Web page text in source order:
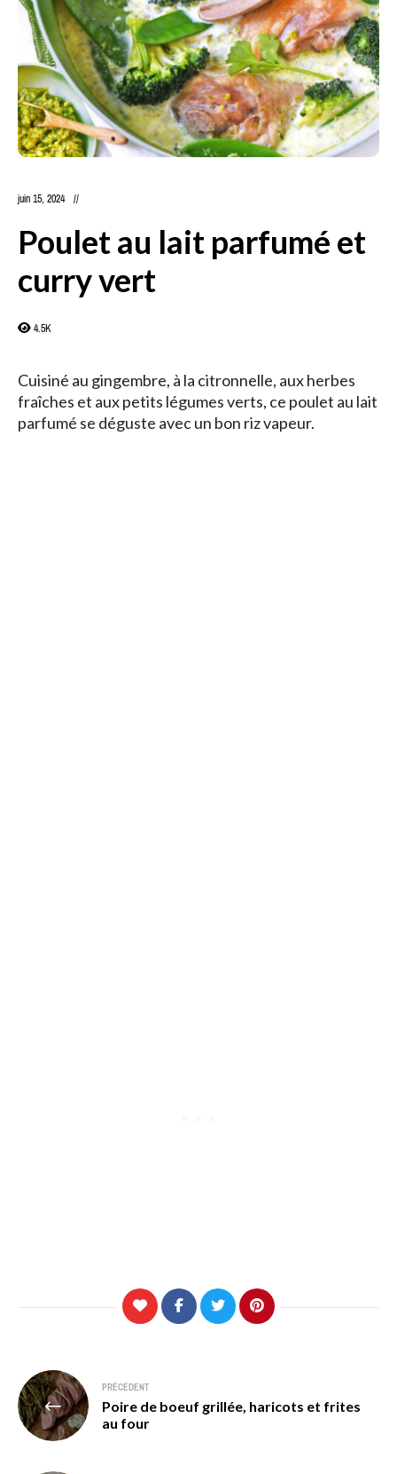
juin 15, 2024
Poulet au lait parfumé et
curry vert
4.5K
Cuisiné au gingembre, à la citronnelle, aux herbes
fraîches et aux petits légumes verts, ce poulet au lait
parfumé se déguste avec un bon riz vapeur.
Navigation
de
l’article
PRÉCÉDENT
Poire de boeuf grillée, haricots et frites
au four